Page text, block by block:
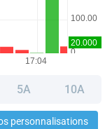
5A 10A
personnalisations